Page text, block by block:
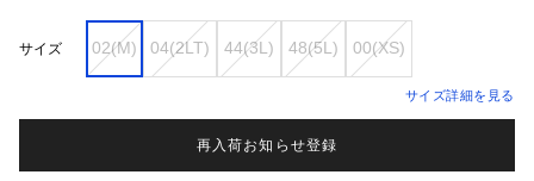
サイズ 02(M) 04(2LT) 44(3L) 48(5L) 00(XS)
サイズ詳細を見る
再入荷お知らせ登録